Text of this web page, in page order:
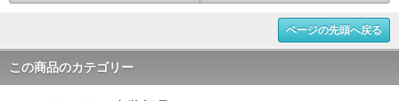
ページの先頭へ戻る
この商品のカテゴリー